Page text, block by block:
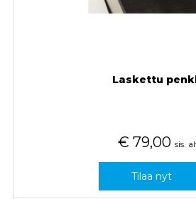
Laskettu
€ 79,00 sis.
Tilaa nyt